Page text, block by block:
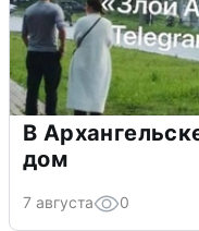
В
дом
7 августа 0